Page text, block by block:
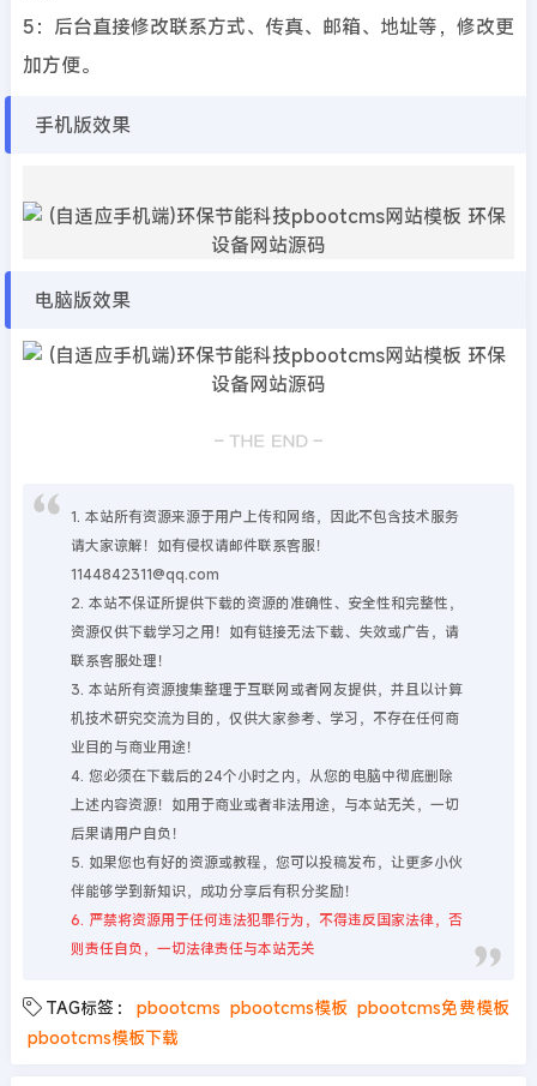
5：后台直接修改联系方式、传真、邮箱、地址等，修改更
加方便。
手机版效果
电脑版效果
1. 本站所有资源来源于用户上传和网络，因此不包含技术服务
请大家谅解！如有侵权请邮件联系客服！
1144842311@qq.com
2. 本站不保证所提供下载的资源的准确性、安全性和完整性，
资源仅供下载学习之用！如有链接无法下载、失效或广告，请
联系客服处理！
3. 本站所有资源搜集整理于互联网或者网友提供，并且以计算
机技术研究交流为目的，仅供大家参考、学习，不存在任何商
业目的与商业用途！
4. 您必须在下载后的24个小时之内，从您的电脑中彻底删除
上述内容资源！如用于商业或者非法用途，与本站无关，一切
后果请用户自负！
5. 如果您也有好的资源或教程，您可以投稿发布，让更多小伙
伴能够学到新知识，成功分享后有积分奖励！
6. 严禁将资源用于任何违法犯罪行为，不得违反国家法律，否
则责任自负，一切法律责任与本站无关
TAG标签： pbootcms pbootcms模板 pbootcms免费模板
pbootcms模板下载